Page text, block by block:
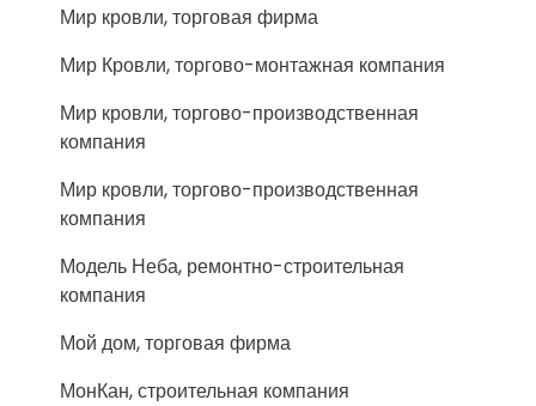
Мир кровли, торговая фирма
Мир Кровли, торгово-монтажная компания
Мир кровли, торгово-производственная
компания
Мир кровли, торгово-производственная
компания
Модель Неба, ремонтно-строительная
компания
Мой дом, торговая фирма
МонКан, строительная компания